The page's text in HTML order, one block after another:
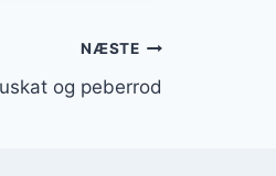
NÆSTE
og peberrod